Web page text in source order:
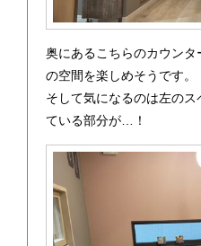
奥にあるこちらのカウン
の空間を楽しめそうです。
そして気になるのは左の
ている部分が…！